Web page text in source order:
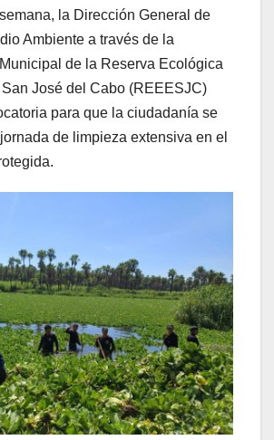
la Dirección General de
Ambiente a través de la
de la Reserva Ecológica
José del Cabo (REEESJC)
para que la ciudadanía se
de limpieza extensiva en el